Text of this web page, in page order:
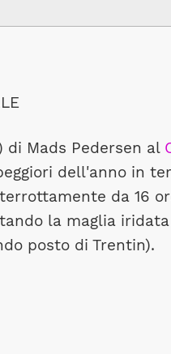
di Mads Pedersen al
dell'anno in
da 16
la maglia
posto di Trentin).